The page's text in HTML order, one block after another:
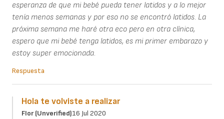
esperanza de que mi bebé pueda tener latidos y a lo mejor
tenía menos semanas y por eso no se encontró latidos. La
próxima semana me haré otra eco pero en otra clínica,
espero que mi bebé tenga latidos, es mi primer embarazo y
estoy super emocionada.
Respuesta
Hola te volviste a realizar
Flor (unverified)16 Jul 2020